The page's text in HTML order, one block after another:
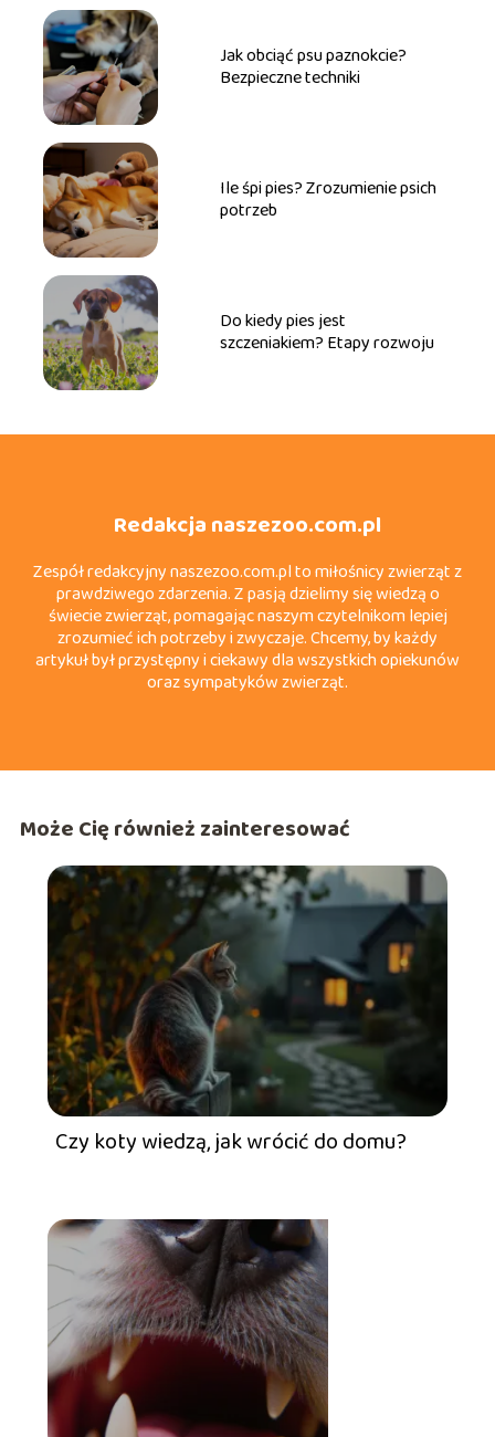
Jak obciąć psu paznokcie?
Bezpieczne techniki
Ile śpi pies? Zrozumienie psich
potrzeb
Do kiedy pies jest
szczeniakiem? Etapy rozwoju
Redakcja naszezoo.com.pl
Zespół redakcyjny naszezoo.com.pl to miłośnicy zwierząt z
prawdziwego zdarzenia. Z pasją dzielimy się wiedzą o
świecie zwierząt, pomagając naszym czytelnikom lepiej
zrozumieć ich potrzeby i zwyczaje. Chcemy, by każdy
artykuł był przystępny i ciekawy dla wszystkich opiekunów
oraz sympatyków zwierząt.
Może Cię również zainteresować
Czy koty wiedzą, jak wrócić do domu?